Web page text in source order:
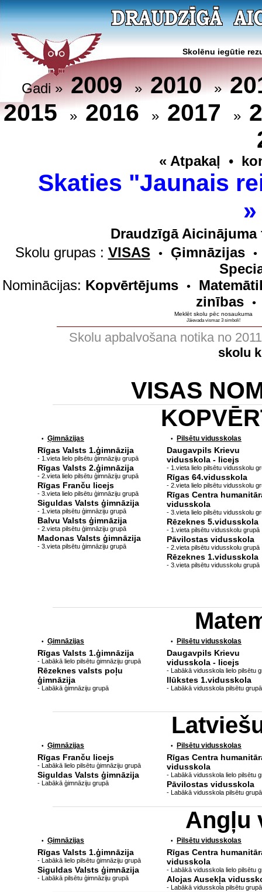
Skolēnu iegūtie
Gadi »2009 »2010 »
2015
» 2016 » 2017 »
« Atpakaļ •
Skaties "Jaunais
Draudzīgā
Skolu grupas : VISAS • Ģimnāzijas •
Nominācijas: Kopvērtējums •
zinības
•
Meklēt skolu pēc nosaukuma
Jāievada vismaz 3 simboli!
Skolu apbalvošana notika no
skolu
VISAS
• Ģimnāzijas
Rīgas Valsts 1.ģimnāzija
- 1.vieta lielo pilsētu ģimnāziju grupā
Rīgas Valsts 2.ģimnāzija
- 2.vieta lielo pilsētu ģimnāziju grupā
Rīgas Franču licejs
- 3.vieta lielo pilsētu ģimnāziju grupā
Siguldas Valsts ģimnāzija
- 1.vieta pilsētu ģimnāziju grupā
Balvu Valsts ģimnāzija
- 2.vieta pilsētu ģimnāziju grupā
Madonas Valsts ģimnāzija
- 3.vieta pilsētu ģimnāziju grupā
• Pilsētu vidusskolas
Daugavpils Krievu
vidusskola - licejs
- 1.vieta lielo pilsētu vidusskolu
Rīgas 64.vidusskola
- 2.vieta lielo pilsētu vidusskolu
Rīgas Centra
vidusskola
- 3.vieta lielo pilsētu vidusskolu
Rēzeknes 5.vidusskola
- 1.vieta pilsētu vidusskolu grupā
Pāvilostas vidusskola
- 2.vieta pilsētu vidusskolu grupā
Rēzeknes 1.vidusskola
- 3.vieta pilsētu vidusskolu grupā
• Ģimnāzijas
Rīgas Valsts 1.ģimnāzija
- Labākā lielo pilsētu ģimnāziju grupā
Rēzeknes valsts poļu
ģimnāzija
- Labākā ģimnāziju grupā
• Pilsētu vidusskolas
Daugavpils Krievu
vidusskola - licejs
- Labākā vidusskola lielo pilsētu
Ilūkstes 1.vidusskola
- Labākā vidusskola pilsētu grupā
• Ģimnāzijas
Rīgas Franču licejs
- Labākā lielo pilsētu ģimnāziju grupā
Siguldas Valsts ģimnāzija
- Labākā ģimnāziju grupā
• Pilsētu vidusskolas
Rīgas Centra
vidusskola
- Labākā vidusskola lielo pilsētu
Pāvilostas vidusskola
- Labākā vidusskola pilsētu grupā
Angļu
• Ģimnāzijas
Rīgas Valsts 1.ģimnāzija
- Labākā lielo pilsētu ģimnāziju grupā
Siguldas Valsts ģimnāzija
- Labākā pilsētu ģimnāziju grupā
• Pilsētu vidusskolas
Rīgas Centra
vidusskola
- Labākā vidusskola lielo pilsētu
Alojas Ausekļa
- Labākā vidusskola pilsētu grupā